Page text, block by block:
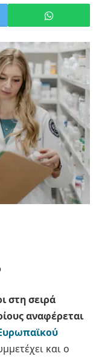
στη σειρά
αναφέρεται
και ο